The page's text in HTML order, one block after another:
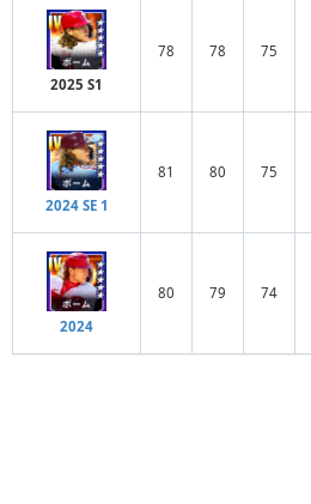
2025 S1
78 78 75
2024 SE 1
81 80 75
2024
80 79 74